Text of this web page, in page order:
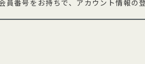
員番号をお持ちで、アカウント情報の